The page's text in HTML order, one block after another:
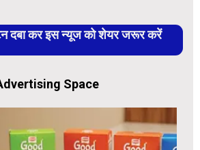
दबा कर इस न्यूज को शेयर जरूर करें
Space